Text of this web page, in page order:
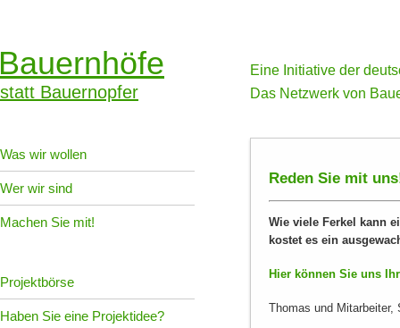
statt Bauernopfer
Eine Initiative der
Das Netzwerk von
Was wir wollen
Wer wir sind
Machen Sie mit!
Projektbörse
Haben Sie eine Projektidee?
Reden Sie mit
Wie viele Ferkel kann
kostet es ein
Hier können Sie uns
Thomas und Mitarbeiter,